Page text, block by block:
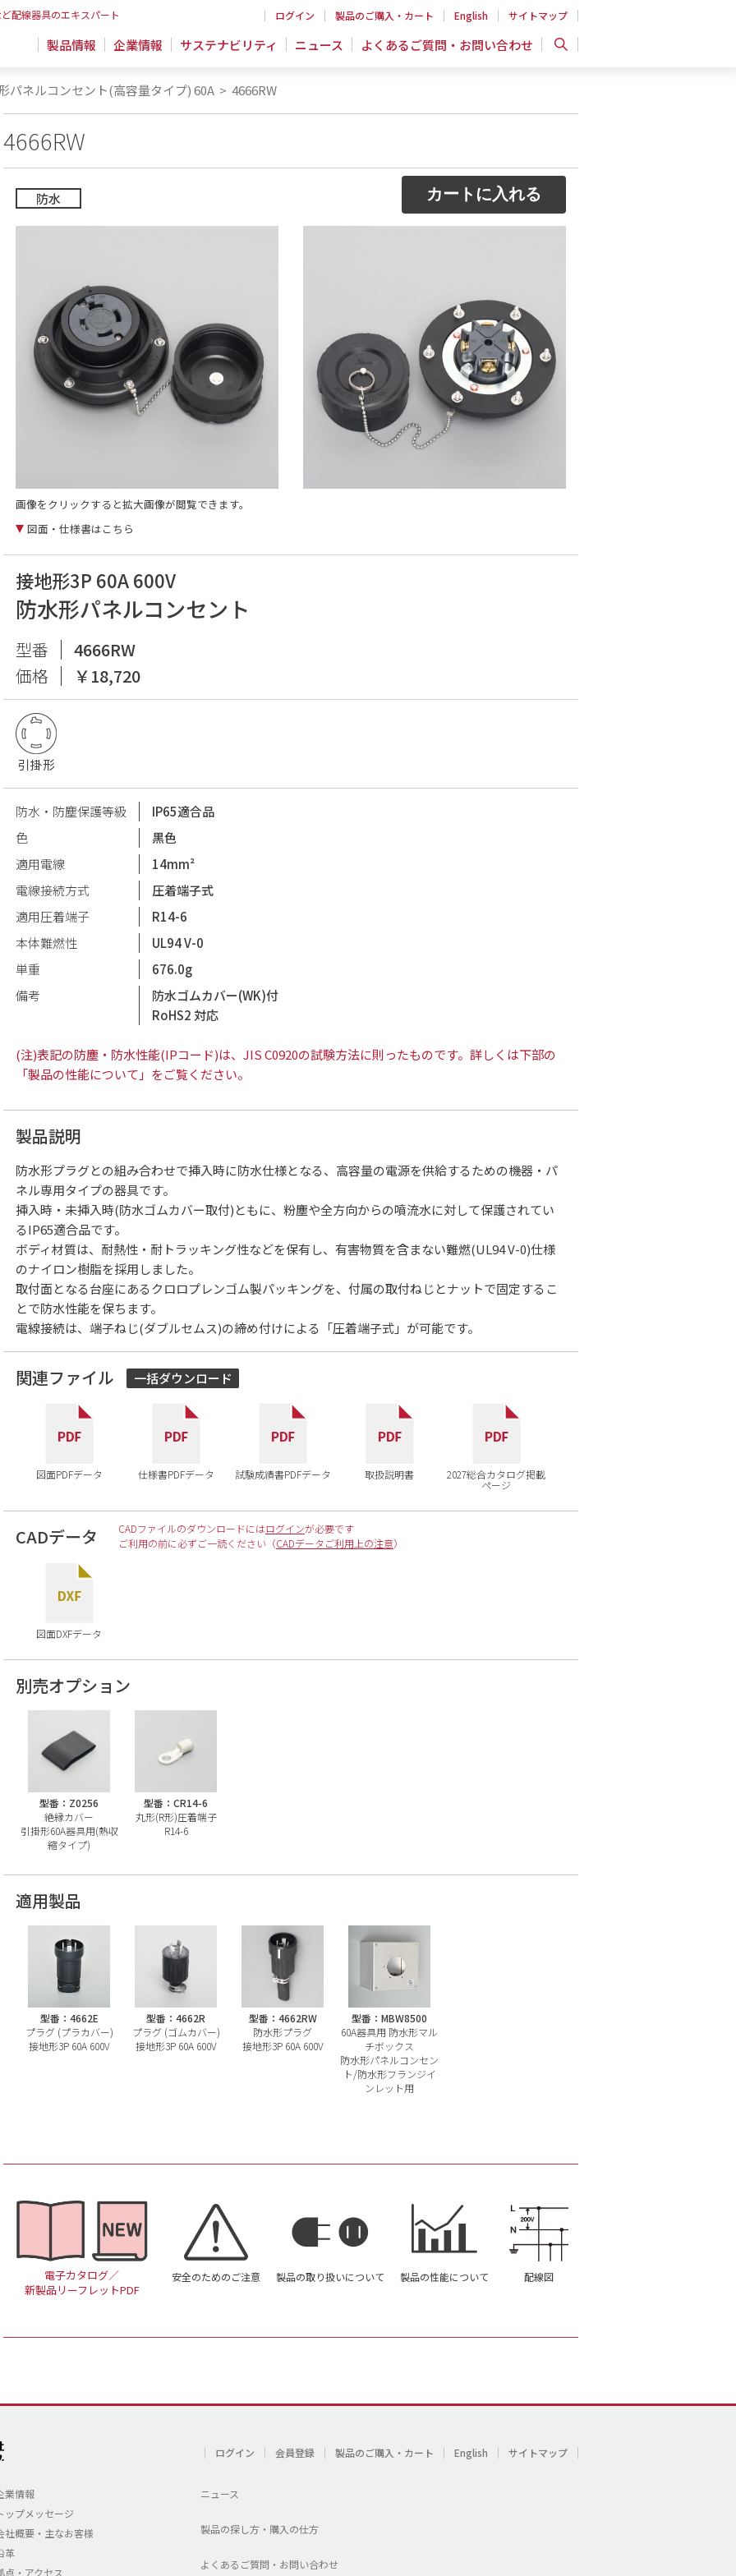
配線器具のエキスパート ログイン 製品のご購入・カート English サイトマップ
製品情報 企業情報 サステナビリティ ニュース よくあるご質問・お問い合わせ
パネルコンセント(高容量タイプ) 60A > 4666RW
4666RW
防水
画像をクリックすると拡大画像が閲覧できます。
図面・仕様書はこちら
接地形3P 60A 600V
防水形パネルコンセント
型番
4666RW
価格
￥18,720
引掛形
防水・防塵保護等級
IP65適合品
色
黒色
適用電線
14mm²
電線接続方式
圧着端子式
適用圧着端子
R14-6
本体難燃性
UL94 V-0
単重
676.0g
備考
防水ゴムカバー(WK)付
RoHS2 対応
(注)表記の防塵・防水性能(IPコード)は、JIS C0920の試験方法に則ったものです。詳しくは下部の
「製品の性能について」をご覧ください。
製品説明
防水形プラグとの組み合わせで挿入時に防水仕様となる、高容量の電源を供給するための機器・パ
ネル専用タイプの器具です。
挿入時・未挿入時(防水ゴムカバー取付)ともに、粉塵や全方向からの噴流水に対して保護されてい
るIP65適合品です。
ボディ材質は、耐熱性・耐トラッキング性などを保有し、有害物質を含まない難燃(UL94 V-0)仕様
のナイロン樹脂を採用しました。
取付面となる台座にあるクロロプレンゴム製パッキングを、付属の取付ねじとナットで固定するこ
とで防水性能を保ちます。
電線接続は、端子ねじ(ダブルセムス)の締め付けによる「圧着端子式」が可能です。
関連ファイル
図面PDFデータ 仕様書PDFデータ 試験成績書PDFデータ 取扱説明書 2027総合カタログ掲載
ページ
一括ダウンロード
CADデータ CADファイルのダウンロードにはログインが必要です
ご利用の前に必ずご一読ください（CADデータご利用上の注意）
図面DXFデータ
別売オプション
型番：Z0256
絶縁カバー
引掛形60A器具用(熱収
縮タイプ)
型番：CR14-6
丸形(R形)圧着端子
R14-6
適用製品
型番：4662E
プラグ (プラカバー)
接地形3P 60A 600V
型番：4662R
プラグ (ゴムカバー)
接地形3P 60A 600V
型番：4662RW
防水形プラグ
接地形3P 60A 600V
型番：MBW8500
60A器具用 防水形マル
チボックス
防水形パネルコンセン
ト/防水形フランジイ
ンレット用
電子カタログ／
新製品リーフレットPDF
安全のためのご注意 製品の取り扱いについて 製品の性能について 配線図
ログイン 会員登録 製品のご購入・カート English サイトマップ
業情報
ップメッセージ
社概要・主なお客様
革
点・アクセス
ニュース
製品の探し方・購入の仕方
よくあるご質問・お問い合わせ